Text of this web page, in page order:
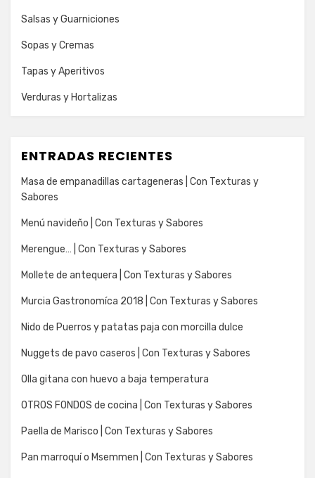
Salsas y Guarniciones
Sopas y Cremas
Tapas y Aperitivos
Verduras y Hortalizas
ENTRADAS RECIENTES
Masa de empanadillas cartageneras | Con Texturas y
Sabores
Menú navideño | Con Texturas y Sabores
Merengue… | Con Texturas y Sabores
Mollete de antequera | Con Texturas y Sabores
Murcia Gastronomíca 2018 | Con Texturas y Sabores
Nido de Puerros y patatas paja con morcilla dulce
Nuggets de pavo caseros | Con Texturas y Sabores
Olla gitana con huevo a baja temperatura
OTROS FONDOS de cocina | Con Texturas y Sabores
Paella de Marisco | Con Texturas y Sabores
Pan marroquí o Msemmen | Con Texturas y Sabores